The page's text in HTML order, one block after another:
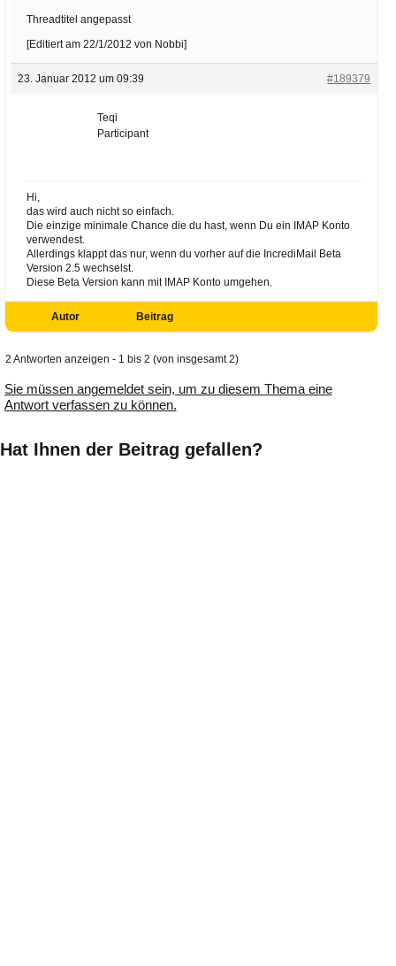
Threadtitel angepasst
[Editiert am 22/1/2012 von Nobbi]
23. Januar 2012 um 09:39 #189379
Teqi
Participant
Hi,
das wird auch nicht so einfach.
Die einzige minimale Chance die du hast, wenn Du ein IMAP Konto
verwendest.
Allerdings klappt das nur, wenn du vorher auf die IncrediMail Beta
Version 2.5 wechselst.
Diese Beta Version kann mit IMAP Konto umgehen.
Autor Beitrag
2 Antworten anzeigen - 1 bis 2 (von insgesamt 2)
Sie müssen angemeldet sein, um zu diesem Thema eine
Antwort verfassen zu können.
Hat Ihnen der Beitrag gefallen?